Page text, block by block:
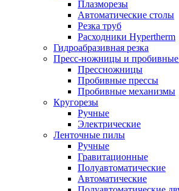
Плазморезы
Автоматические столы
Резка труб
Расходники Hypertherm
Гидроабразивная резка
Пресс-ножницы и пробивные
Прессножницы
Пробивные прессы
Пробивные механизмы
Кругорезы
Ручные
Электрические
Ленточные пилы
Ручные
Гравитационные
Полуавтоматические
Автоматические